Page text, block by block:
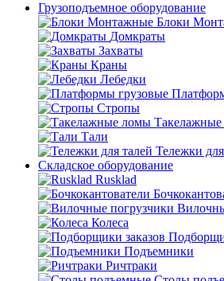
Грузоподъемное оборудование
Блоки
Домкраты
Захваты
Краны
Лебедки
Стропы
Тали
Тележки
Складское оборудование
Rusklad
Колеса
Подъемники
Ричтраки